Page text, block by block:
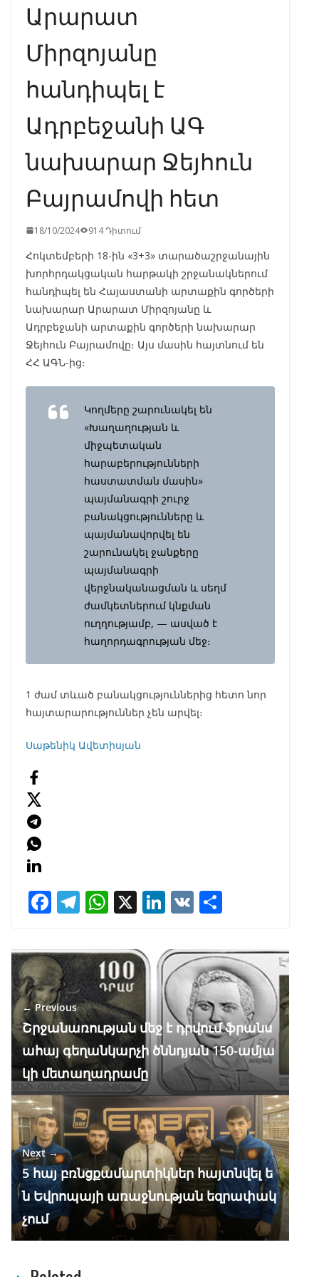
Արարատ
Միրզոյանը
հանդիպել է
Ադրբեջանի ԱԳ
նախարար Ջեյհուն
Բայրամովի հետ
18/10/2024 914 Դիտում
Հոկտեմբերի 18-ին «3+3» տարածաշրջանային
խորհրդակցական հարթակի շրջանակներում
հանդիպել են Հայաստանի արտաքին գործերի
նախարար Արարատ Միրզոյանը և
Ադրբեջանի արտաքին գործերի նախարար
Ջեյհուն Բայրամովը։ Այս մասին հայտնում են
ՀՀ ԱԳՆ-ից։
Կողմերը շարունակել են
«Խաղաղության և
միջպետական
հարաբերությունների
հաստատման մասին»
պայմանագրի շուրջ
բանակցությունները և
պայմանավորվել են
շարունակել ջանքերը
պայմանագրի
վերջնականացման և սեղմ
ժամկետներում կնքման
ուղղությամբ, — ասված է
հաղորդագրության մեջ։
1 ժամ տևած բանակցություններից հետո նոր
հայտարարություններ չեն արվել։
Սաթենիկ Ավետիսյան
F
e
b
o
o
k
T
e
gr
a
m
W
at
s
A
p
p
X Li
k
e
dI
n
V
ar
e
← Previous
Շրջանառության մեջ է դրվում ֆրանս
ահայ գեղանկարչի ծննդյան 150-ամյա
կի մետաղադրամը
Next →
5 հայ բռնցքամարտիկներ հայտնվել ե
ն Եվրոպայի առաջնության եզրափակ
չում